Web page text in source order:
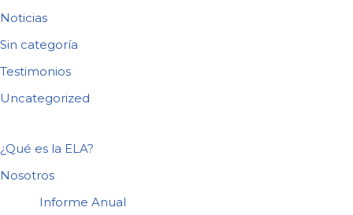
Noticias
Sin categoría
Testimonios
Uncategorized
¿Qué es la ELA?
Nosotros
Informe Anual